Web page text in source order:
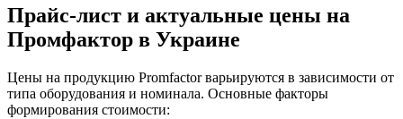
Прайс-лист и актуальные цены на
Промфактор в Украине
Цены на продукцию Promfactor варьируются в зависимости от
типа оборудования и номинала. Основные факторы
формирования стоимости: